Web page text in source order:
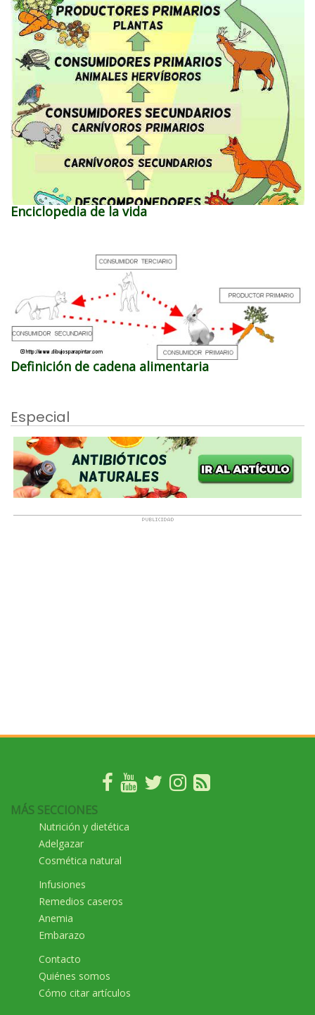
Enciclopedia de la vida
Definición de cadena alimentaria
Especial
MÁS SECCIONES
Nutrición y dietética
Adelgazar
Cosmética natural
Infusiones
Remedios caseros
Anemia
Embarazo
Contacto
Quiénes somos
Cómo citar artículos